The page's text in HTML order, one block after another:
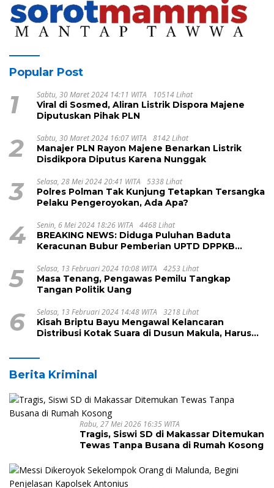
Popular Post
1 Sabtu, 30 Maret 2024 14:11 WITA 10514 Lihat
Viral di Sosmed, Aliran Listrik Dispora Majene
Diputuskan Pihak PLN
2 Sabtu, 30 Maret 2024 16:07 WITA 8142 Lihat
Manajer PLN Rayon Majene Benarkan Listrik
Disdikpora Diputus Karena Nunggak
3 Selasa, 28 Mei 2024 20:41 WITA 5338 Lihat
Polres Polman Tak Kunjung Tetapkan Tersangka
Pelaku Pengeroyokan, Ada Apa?
4 Senin, 6 Mei 2024 18:26 WITA 4468 Lihat
BREAKING NEWS: Diduga Puluhan Baduta
Keracunan Bubur Pemberian UPTD DPPKB
5 Selasa, 13 Februari 2024 10:08 WITA 4253 Lihat
Masa Tenang, Pengawas Pemilu Tangkap
Tangan Politik Uang
6 Selasa, 13 Februari 2024 14:48 WITA 3218 Lihat
Kisah Briptu Bayu Mengawal Kelancaran
Distribusi Kotak Suara di Dusun Makula, Harus
Berita Kriminal
Rabu, 27 Mei 2026 16:35 WITA
Tragis, Siswi SD di Makassar Ditemukan
Tewas Tanpa Busana di Rumah Kosong